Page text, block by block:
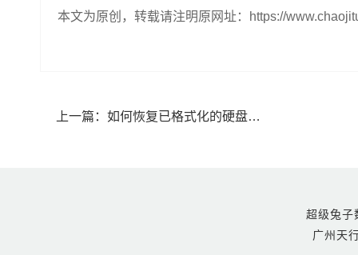
本文为原创，转载请注明原网址：https://
上一篇： 如何恢复已格式化的硬盘数据(格式化后的硬盘数据恢复方法)
超级兔
广州天